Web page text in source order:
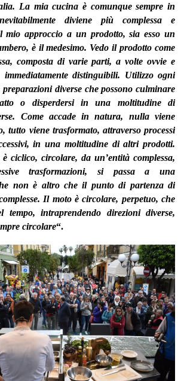
La mia cucina è comunque sempre in
diviene più complessa e
mio approccio a un prodotto, sia esso un
è il medesimo. Vedo il prodotto come
composta di varie parti, a volte ovvie e
distinguibili. Utilizzo ogni
preparazioni diverse che possono culminare
o disperdersi in una moltitudine di
Come accade in natura, nulla viene
tutto viene trasformato, attraverso processi
in una moltitudine di altri prodotti.
è ciclico, circolare, da un’entità complessa,
trasformazioni, si passa a una
non è altro che il punto di partenza di
Il moto è circolare, perpetuo, che
tempo, intraprendendo direzioni diverse,
circolare“.